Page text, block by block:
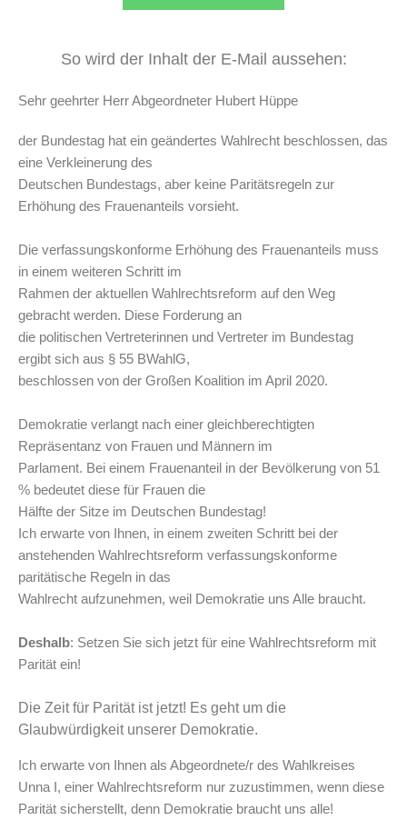
So wird der Inhalt der E-Mail aussehen:
Sehr geehrter Herr Abgeordneter Hubert Hüppe
der Bundestag hat ein geändertes Wahlrecht beschlossen, das
eine Verkleinerung des
Deutschen Bundestags, aber keine Paritätsregeln zur
Erhöhung des Frauenanteils vorsieht.
Die verfassungskonforme Erhöhung des Frauenanteils muss
in einem weiteren Schritt im
Rahmen der aktuellen Wahlrechtsreform auf den Weg
gebracht werden. Diese Forderung an
die politischen Vertreterinnen und Vertreter im Bundestag
ergibt sich aus § 55 BWahlG,
beschlossen von der Großen Koalition im April 2020.
Demokratie verlangt nach einer gleichberechtigten
Repräsentanz von Frauen und Männern im
Parlament. Bei einem Frauenanteil in der Bevölkerung von 51
% bedeutet diese für Frauen die
Hälfte der Sitze im Deutschen Bundestag!
Ich erwarte von Ihnen, in einem zweiten Schritt bei der
anstehenden Wahlrechtsreform verfassungskonforme
paritätische Regeln in das
Wahlrecht aufzunehmen, weil Demokratie uns Alle braucht.
Deshalb: Setzen Sie sich jetzt für eine Wahlrechtsreform mit
Parität ein!
Die Zeit für Parität ist jetzt! Es geht um die
Glaubwürdigkeit unserer Demokratie.
Ich erwarte von Ihnen als Abgeordnete/r des Wahlkreises
Unna I, einer Wahlrechtsreform nur zuzustimmen, wenn diese
Parität sicherstellt, denn Demokratie braucht uns alle!